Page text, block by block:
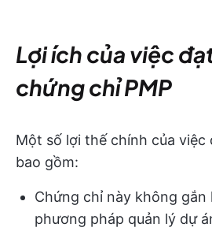
Lợi ích của việc
chứng chỉ PMP
Một số lợi thế chính của việc
bao gồm:
Chứng chỉ này không gắn
phương pháp quản lý dự